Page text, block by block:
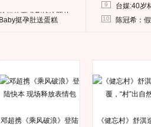
媒体要求删掉这照片
挺孕肚送蛋糕
9 台媒:40岁
10 陈冠希：
邓超携《乘风破浪》登陆
《健忘村》舒淇